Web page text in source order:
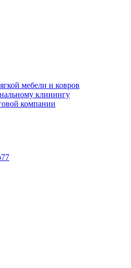
мебели и ковров
клинингу
компании